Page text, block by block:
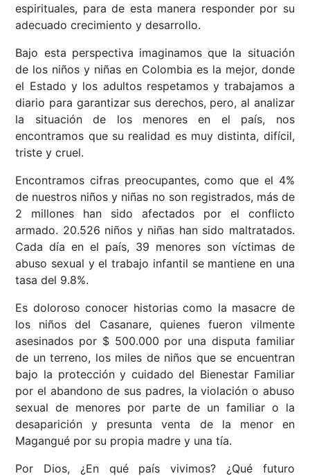
espirituales, para de esta manera responder por su
adecuado crecimiento y desarrollo.
Bajo esta perspectiva imaginamos que la situación
de los niños y niñas en Colombia es la mejor, donde
el Estado y los adultos respetamos y trabajamos a
diario para garantizar sus derechos, pero, al analizar
la situación de los menores en el país, nos
encontramos que su realidad es muy distinta, difícil,
triste y cruel.
Encontramos cifras preocupantes, como que el 4%
de nuestros niños y niñas no son registrados, más de
2 millones han sido afectados por el conflicto
armado. 20.526 niños y niñas han sido maltratados.
Cada día en el país, 39 menores son víctimas de
abuso sexual y el trabajo infantil se mantiene en una
tasa del 9.8%.
Es doloroso conocer historias como la masacre de
los niños del Casanare, quienes fueron vilmente
asesinados por $ 500.000 por una disputa familiar
de un terreno, los miles de niños que se encuentran
bajo la protección y cuidado del Bienestar Familiar
por el abandono de sus padres, la violación o abuso
sexual de menores por parte de un familiar o la
desaparición y presunta venta de la menor en
Magangué por su propia madre y una tía.
Por Dios, ¿En qué país vivimos? ¿Qué futuro